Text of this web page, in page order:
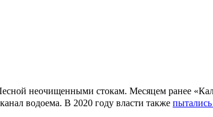
неочищенными стокам. Месяцем ранее
водоема. В 2020 году власти также пытались